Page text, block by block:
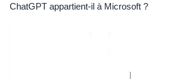
ChatGPT appartient-il à Microsoft ?